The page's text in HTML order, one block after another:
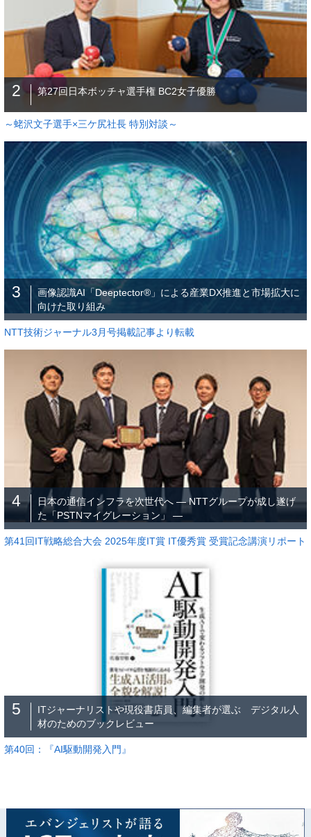
2 第27回日本ボッチャ選手権 BC2女子優勝
～蛯沢文子選手×三ケ尻社長 特別対談～
3
画像認識AI「Deeptector®」による産業DX推進と市場拡大に
向けた取り組み
NTT技術ジャーナル3月号掲載記事より転載
4
日本の通信インフラを次世代へ ― NTTグループが成し遂げ
た「PSTNマイグレーション」 ―
第41回IT戦略総合大会 2025年度IT賞 IT優秀賞 受賞記念講演リポート
5
ITジャーナリストや現役書店員、編集者が選ぶ デジタル人
材のためのブックレビュー
第40回：『AI駆動開発入門』